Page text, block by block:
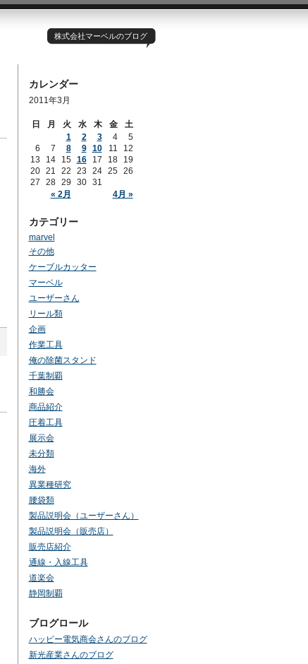
株式会社マーベルのブログ
カレンダー
2011年3月
日 月 火 水 木 金 土
« 2月 4月 »
1 2 3 4
5
6
7 8 9 10 11
12
13
14 15 16 17 18
19
20
21 22 23 24 25
26
27
28 29 30 31
カテゴリー
marvel
その他
ケーブルカッター
マーベル
ユーザーさん
リール類
企画
作業工具
俺の除菌スタンド
千葉制覇
和勝会
商品紹介
圧着工具
展示会
未分類
海外
異業種研究
腰袋類
製品説明会（ユーザーさん）
製品説明会（販売店）
販売店紹介
通線・入線工具
道楽会
静岡制覇
ブログロール
ハッピー電気商会さんのブログ
新光産業さんのブログ